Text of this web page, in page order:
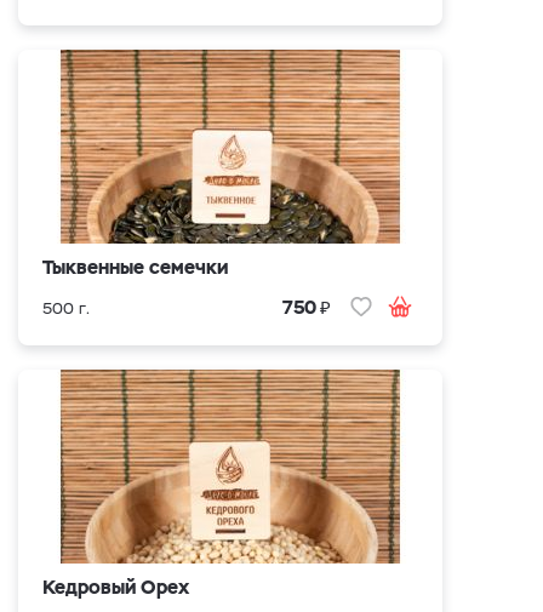
Тыквенные семечки
500 г. 750₽
Кедровый Орех